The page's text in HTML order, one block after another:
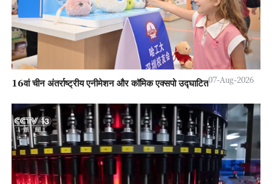
16वां चीन अंतर्राष्ट्रीय एनीमेशन और कॉमिक एक्सपो उद्घाटित07-Aug-2026